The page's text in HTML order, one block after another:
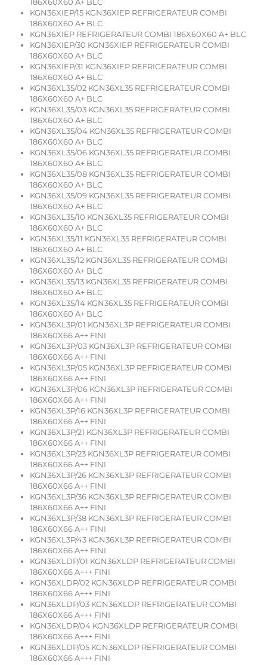
186X60X60 A+ BLC
KGN36XIEP/15 KGN36XIEP REFRIGERATEUR COMBI
186X60X60 A+ BLC
KGN36XIEP REFRIGERATEUR COMBI 186X60X60 A+ BLC
KGN36XIEP/30 KGN36XIEP REFRIGERATEUR COMBI
186X60X60 A+ BLC
KGN36XIEP/31 KGN36XIEP REFRIGERATEUR COMBI
186X60X60 A+ BLC
KGN36XL35/02 KGN36XL35 REFRIGERATEUR COMBI
186X60X60 A+ BLC
KGN36XL35/03 KGN36XL35 REFRIGERATEUR COMBI
186X60X60 A+ BLC
KGN36XL35/04 KGN36XL35 REFRIGERATEUR COMBI
186X60X60 A+ BLC
KGN36XL35/06 KGN36XL35 REFRIGERATEUR COMBI
186X60X60 A+ BLC
KGN36XL35/08 KGN36XL35 REFRIGERATEUR COMBI
186X60X60 A+ BLC
KGN36XL35/09 KGN36XL35 REFRIGERATEUR COMBI
186X60X60 A+ BLC
KGN36XL35/10 KGN36XL35 REFRIGERATEUR COMBI
186X60X60 A+ BLC
KGN36XL35/11 KGN36XL35 REFRIGERATEUR COMBI
186X60X60 A+ BLC
KGN36XL35/12 KGN36XL35 REFRIGERATEUR COMBI
186X60X60 A+ BLC
KGN36XL35/13 KGN36XL35 REFRIGERATEUR COMBI
186X60X60 A+ BLC
KGN36XL35/14 KGN36XL35 REFRIGERATEUR COMBI
186X60X60 A+ BLC
KGN36XL3P/01 KGN36XL3P REFRIGERATEUR COMBI
186X60X66 A++ FINI
KGN36XL3P/03 KGN36XL3P REFRIGERATEUR COMBI
186X60X66 A++ FINI
KGN36XL3P/05 KGN36XL3P REFRIGERATEUR COMBI
186X60X66 A++ FINI
KGN36XL3P/06 KGN36XL3P REFRIGERATEUR COMBI
186X60X66 A++ FINI
KGN36XL3P/16 KGN36XL3P REFRIGERATEUR COMBI
186X60X66 A++ FINI
KGN36XL3P/21 KGN36XL3P REFRIGERATEUR COMBI
186X60X66 A++ FINI
KGN36XL3P/23 KGN36XL3P REFRIGERATEUR COMBI
186X60X66 A++ FINI
KGN36XL3P/26 KGN36XL3P REFRIGERATEUR COMBI
186X60X66 A++ FINI
KGN36XL3P/36 KGN36XL3P REFRIGERATEUR COMBI
186X60X66 A++ FINI
KGN36XL3P/38 KGN36XL3P REFRIGERATEUR COMBI
186X60X66 A++ FINI
KGN36XL3P/43 KGN36XL3P REFRIGERATEUR COMBI
186X60X66 A++ FINI
KGN36XLDP/01 KGN36XLDP REFRIGERATEUR COMBI
186X60X66 A+++ FINI
KGN36XLDP/02 KGN36XLDP REFRIGERATEUR COMBI
186X60X66 A+++ FINI
KGN36XLDP/03 KGN36XLDP REFRIGERATEUR COMBI
186X60X66 A+++ FINI
KGN36XLDP/04 KGN36XLDP REFRIGERATEUR COMBI
186X60X66 A+++ FINI
KGN36XLDP/05 KGN36XLDP REFRIGERATEUR COMBI
186X60X66 A+++ FINI